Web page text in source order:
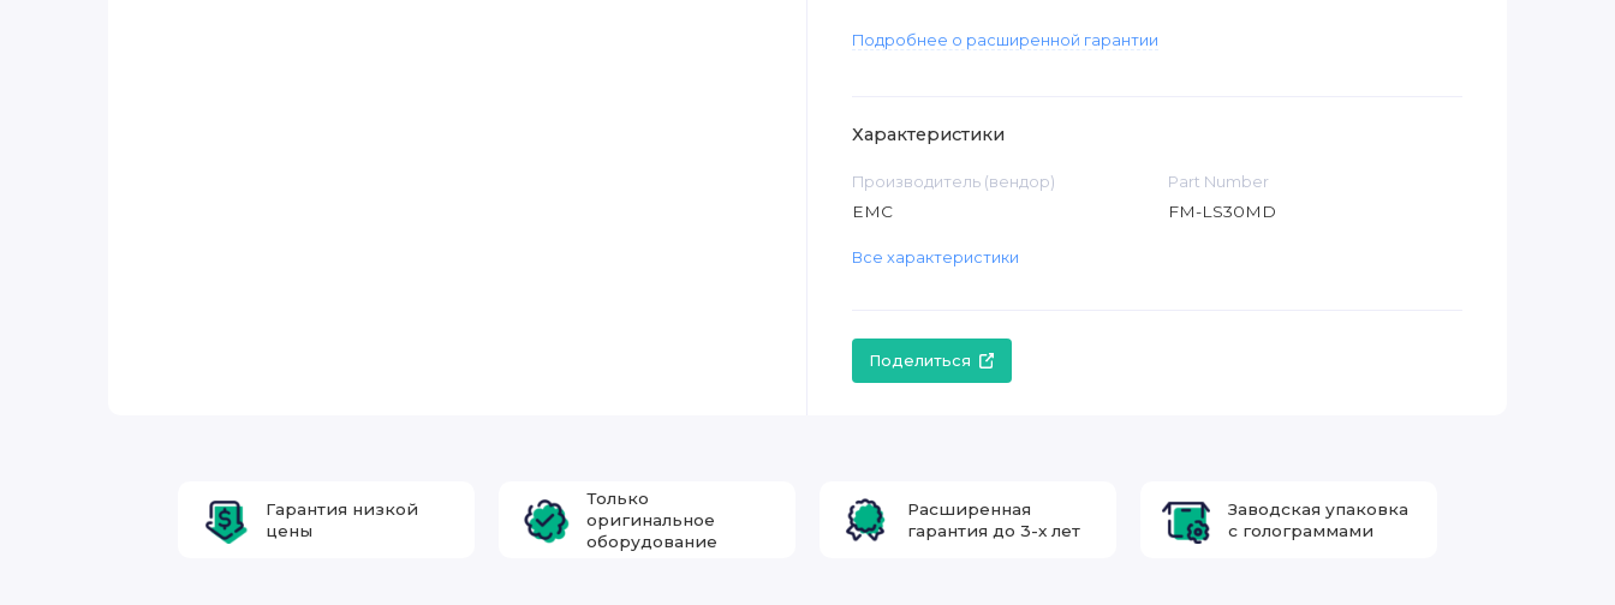
Подробнее о расширенной гарантии
Характеристики
Производитель (вендор)
EMC
Part Number
FM-LS30MD
Все характеристики
Поделиться
Гарантия низкой
цены
Только
оригинальное
оборудование
Расширенная
гарантия до 3-х лет
Заводская упаковка
с голограммами